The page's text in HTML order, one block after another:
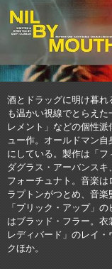
酒とドラッグに明け暮れ
も温かい視線でとらえ
レメント」などの個性
ュー作。オールドマン
にしている。製作は「フ
ダグラス・アーバンスキ
フォーチュナト。音楽
ラプトンがつとめ、音
「プリック・アップ」
はブラッド・フラー。
レディバード」のレイ
クほか。